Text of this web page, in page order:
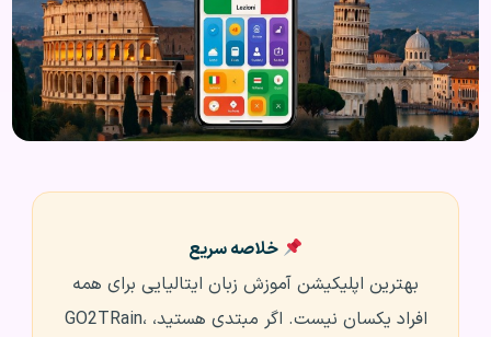
خلاصه سریع
بهترین اپلیکیشن آموزش زبان ایتالیایی برای همه
افراد یکسان نیست. اگر مبتدی هستید، GO2TRain،